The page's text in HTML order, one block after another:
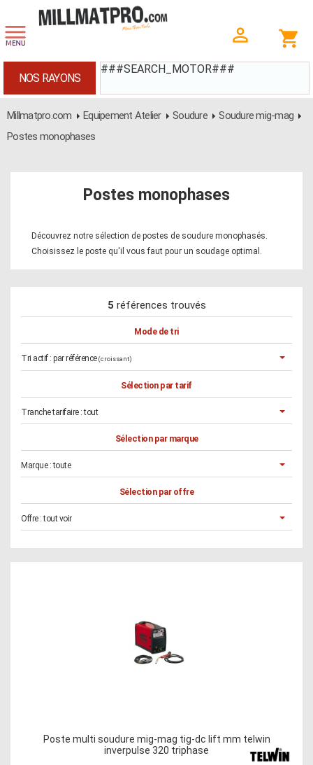
###SEARCH_MOTOR###
NOS RAYONS
Millmatpro.com Equipement Atelier Soudure
Soudure mig-mag
Postes monophases
Postes monophases
Découvrez notre sélection de postes de soudure monophasés.
Choisissez le poste qu'il vous faut pour un soudage optimal.
5 références trouvés
Mode de tri
Tri actif : par référence (croissant)
Sélection par tarif
Tranche tarifaire :tout
Sélection par marque
Marque :toute
Sélection par offre
Offre :tout voir
Poste multi soudure mig-mag tig-dc lift mm telwin
inverpulse 320 triphase